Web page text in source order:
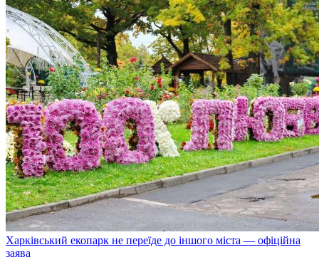
Харківський екопарк не переїде до іншого міста — офіційна
заява